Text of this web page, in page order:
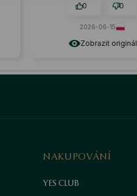
Zobrazit originál
0 0
tento měsíc
NAKUPOVÁNÍ
YES CLUB